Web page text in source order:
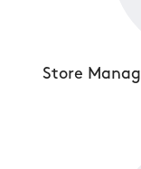
Store